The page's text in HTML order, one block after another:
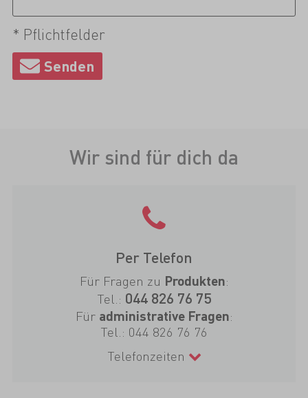
* Pflichtfelder
Wir sind für dich da
Per Telefon
Für Fragen zu Produkten:
Tel.: 044 826 76 75
Für administrative Fragen:
Tel.: 044 826 76 76
Telefonzeiten